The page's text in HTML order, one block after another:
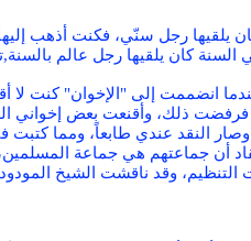
يلقيها رجل سنّي، فكنت أذهب
السنة كان يلقيها رجل عالم
انضممت إلى "الإخوان" كنت لا
ذلك، وأقنعت بعض إخواني
وصار النقد عندي طابعاً، ومما
أن جماعتهم هي جماعة
التنظيم، وقد ناقشت الشيخ